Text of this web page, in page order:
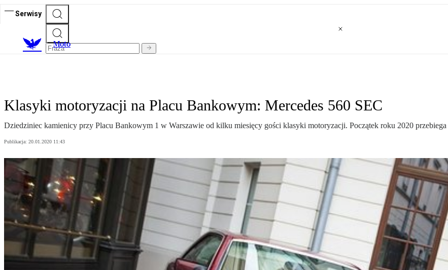
Serwisy
Moto
Klasyki motoryzacji na Placu Bankowym: Mercedes 560 SEC
Dziedziniec kamienicy przy Placu Bankowym 1 w Warszawie od kilku miesięcy gości klasyki motoryzacji. Początek roku 2020
Publikacja: 20.01.2020 11:43